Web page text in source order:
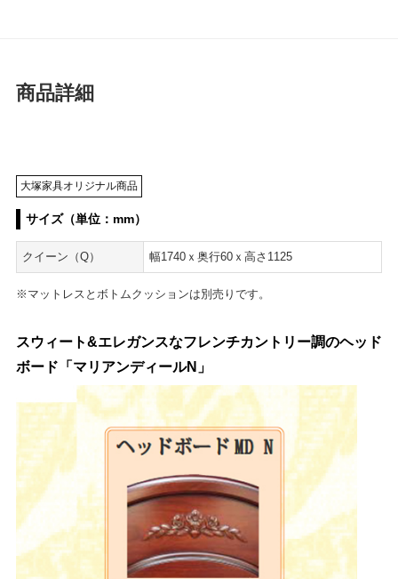
商品詳細
大塚家具オリジナル商品
サイズ（単位：mm）
クイーン（Q） 幅1740ｘ奥行60ｘ高さ1125
※マットレスとボトムクッションは別売りです。
スウィート&エレガンスなフレンチカントリー調のヘッド
ボード「マリアンディールN」